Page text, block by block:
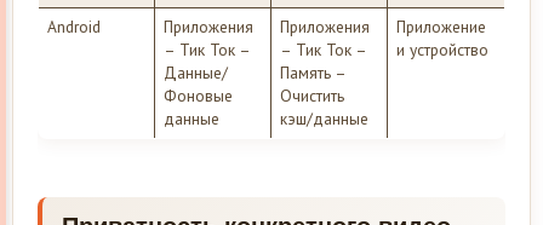
Android
Приложения
– Тик Ток –
Данные/
Фоновые
данные
Приложения
– Тик Ток –
Память –
Очистить
кэш/данные
Приложение
и устройство